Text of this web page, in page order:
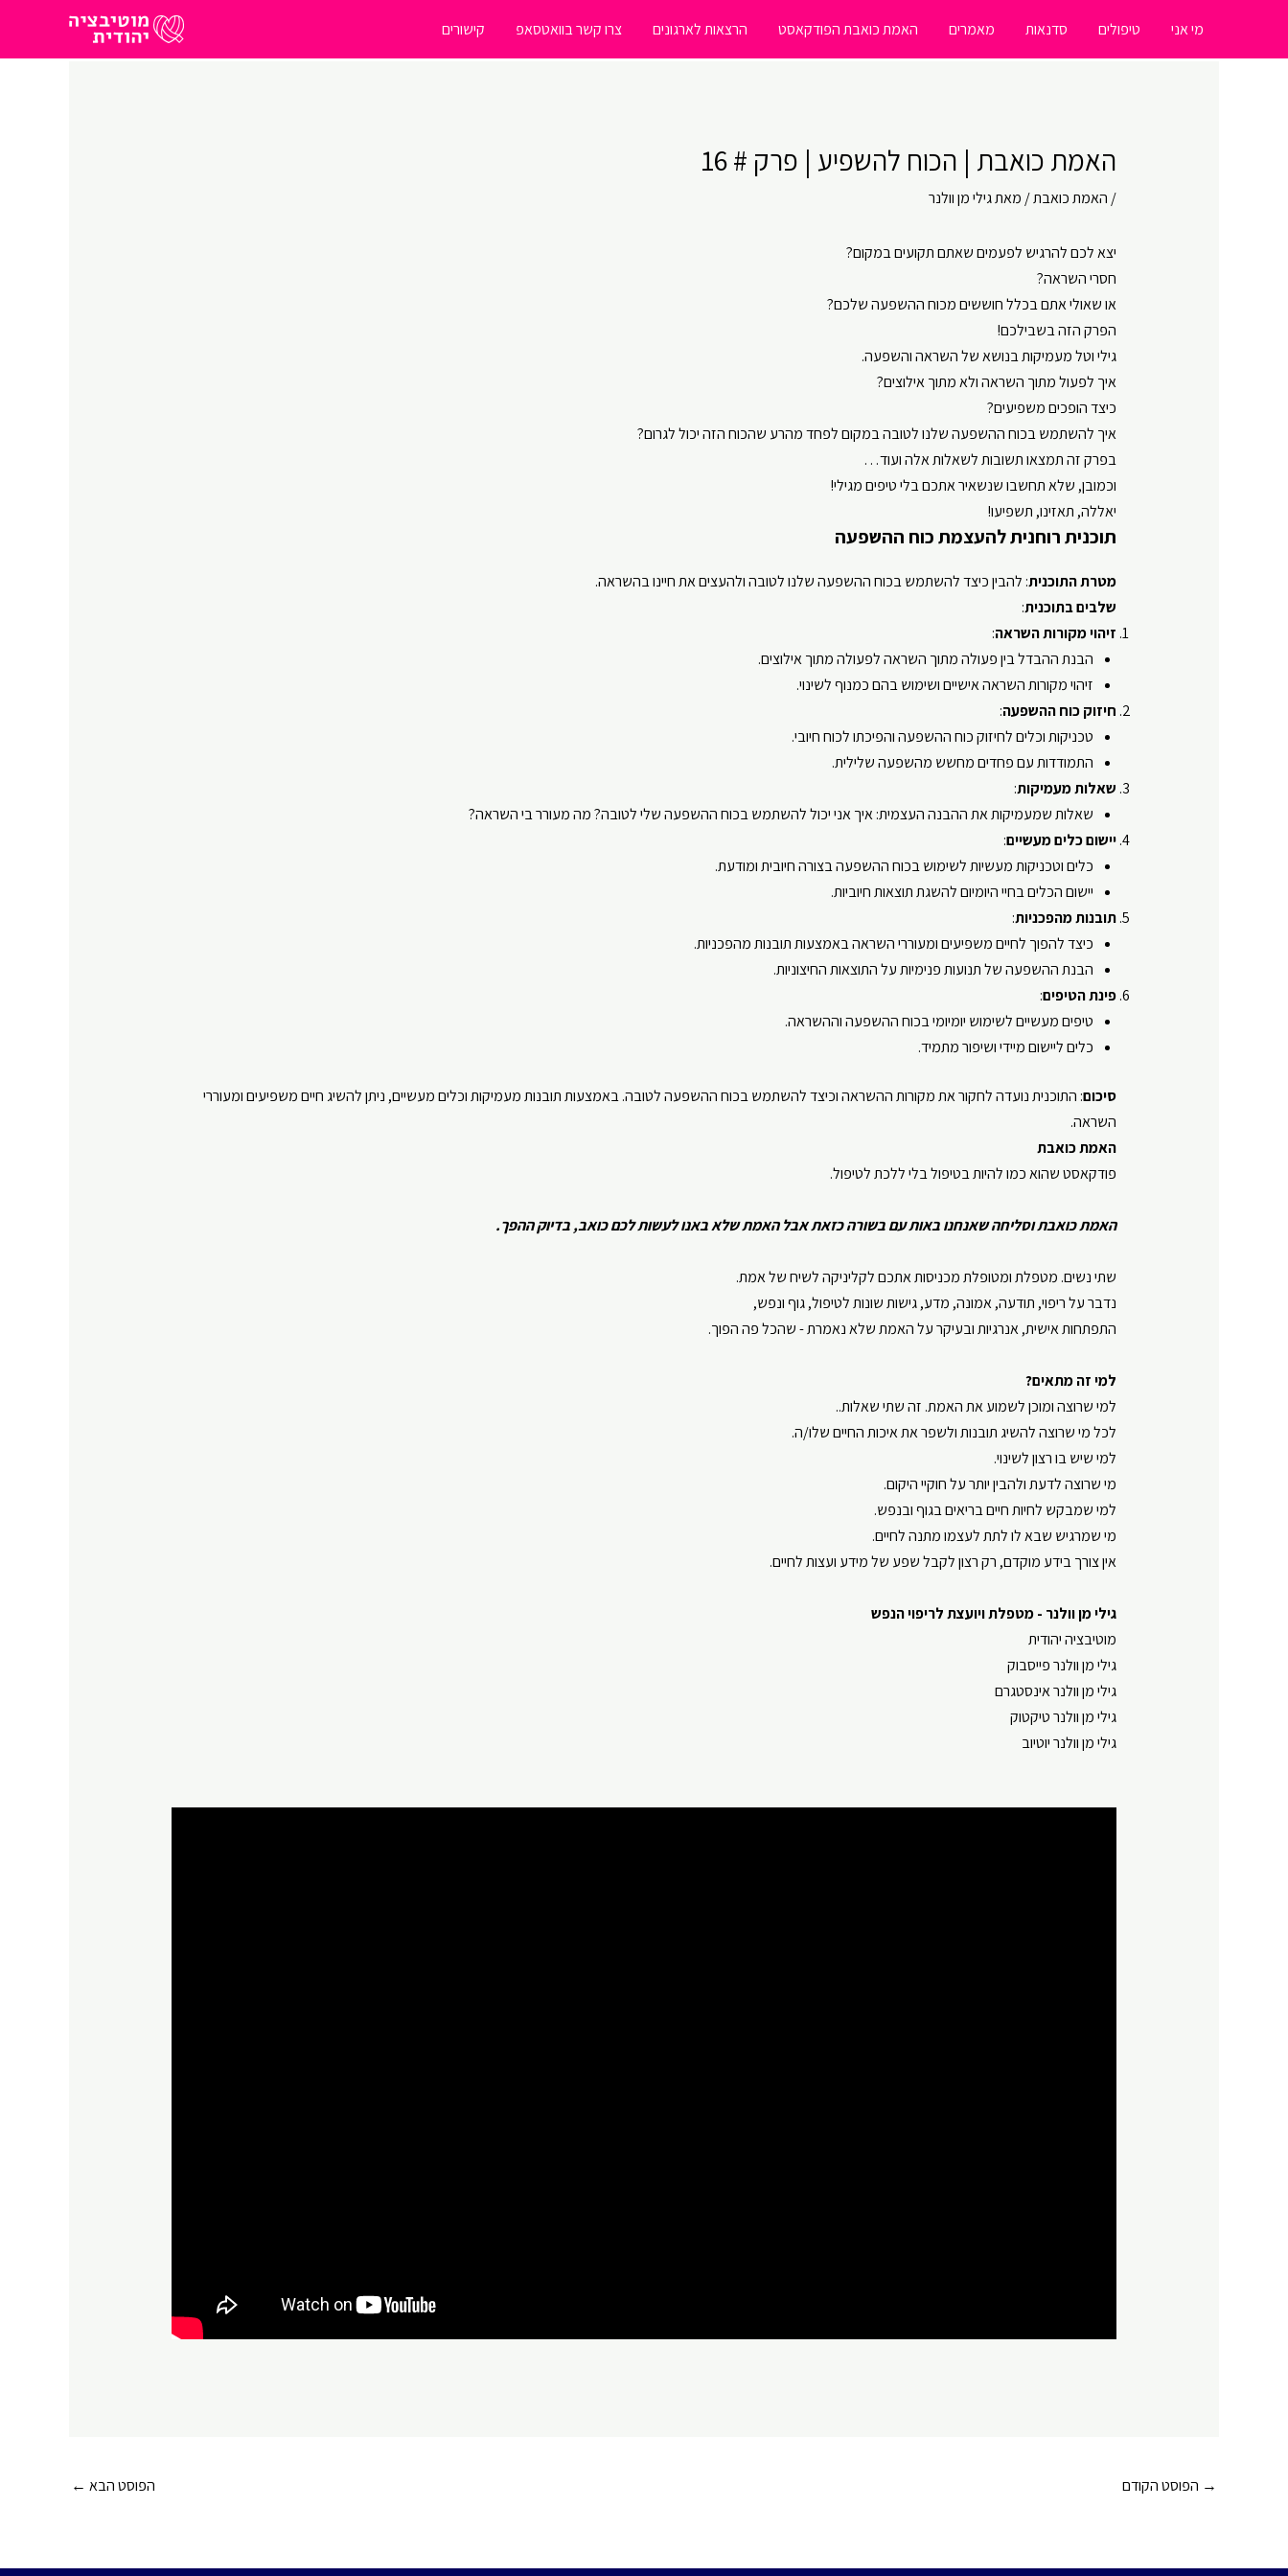
מי אני טיפולים סדנאות מאמרים האמת כואבת הפודקאסט הרצאות לארגונים צרו קשר בוואטסאפ קישורים
האמת כואבת | הכוח להשפיע | פרק # 16
/ האמת כואבת/ מאתגילי מן וולנר
יצא לכם להרגיש לפעמים שאתם תקועים במקום?
חסרי השראה?
או שאולי אתם בכלל חוששים מכוח ההשפעה שלכם?
הפרק הזה בשבילכם!
גילי וטל מעמיקות בנושא של השראה והשפעה.
איך לפעול מתוך השראה ולא מתוך אילוצים?
כיצד הופכים משפיעים?
איך להשתמש בכוח ההשפעה שלנו לטובה במקום לפחד מהרע שהכוח הזה יכול לגרום?
בפרק זה תמצאו תשובות לשאלות אלה ועוד…
וכמובן, שלא תחשבו שנשאיר אתכם בלי טיפים מגילי!
יאללה, תאזינו, תשפיעו!
תוכנית רוחנית להעצמת כוח ההשפעה
מטרת התוכנית: להבין כיצד להשתמש בכוח ההשפעה שלנו לטובה ולהעצים את חיינו בהשראה.
שלבים בתוכנית:
זיהוי מקורות השראה:
הבנת ההבדל בין פעולה מתוך השראה לפעולה מתוך אילוצים.
זיהוי מקורות השראה אישיים ושימוש בהם כמנוף לשינוי.
חיזוק כוח ההשפעה:
טכניקות וכלים לחיזוק כוח ההשפעה והפיכתו לכוח חיובי.
התמודדות עם פחדים מחשש מהשפעה שלילית.
שאלות מעמיקות:
שאלות שמעמיקות את ההבנה העצמית: איך אני יכול להשתמש בכוח ההשפעה שלי לטובה? מה מעורר בי השראה?
יישום כלים מעשיים:
כלים וטכניקות מעשיות לשימוש בכוח ההשפעה בצורה חיובית ומודעת.
יישום הכלים בחיי היומיום להשגת תוצאות חיוביות.
תובנות מהפכניות:
כיצד להפוך לחיים משפיעים ומעוררי השראה באמצעות תובנות מהפכניות.
הבנת ההשפעה של תנועות פנימיות על התוצאות החיצוניות.
פינת הטיפים:
טיפים מעשיים לשימוש יומיומי בכוח ההשפעה וההשראה.
כלים ליישום מיידי ושיפור מתמיד.
סיכום: התוכנית נועדה לחקור את מקורות ההשראה וכיצד להשתמש בכוח ההשפעה לטובה. באמצעות תובנות מעמיקות וכלים מעשיים, ניתן להשיג חיים משפיעים ומעוררי
השראה.
האמת כואבת
פודקאסטשהוא כמו להיות בטיפול בלי ללכתלטיפול.
האמת כואבתוסליחה שאנחנו באות עם בשורה כזאת אבל האמת שלא באנו לעשות לכם כואב, בדיוק ההפך.
שתי נשים. מטפלת ומטופלת מכניסות אתכם לקליניקה לשיח של אמת.
נדבר עלריפוי, תודעה,אמונה, מדע,גישות שונות לטיפול,גוף ונפש,
התפתחות אישית, אנרגיות ובעיקר על האמת שלא נאמרת - שהכל פה הפוך.
למי זה מתאים?
למי שרוצה ומוכן לשמוע את האמת. זה שתי שאלות..
לכל מי שרוצה להשיג תובנות ולשפר את איכות החיים שלו/ה.
למי שיש בורצון לשינוי.
מי שרוצה לדעת ולהבין יותר עלחוקיי היקום.
למי שמבקש לחיותחיים בריאיםבגוף ובנפש.
מי שמרגיש שבא לו לתת לעצמו מתנה לחיים.
אין צורך בידע מוקדם, רק רצון לקבל שפע שלמידע ועצות לחיים.
גילי מן וולנר -⁠מטפלת ויועצת לריפוי הנפש⁠
מוטיבציה יהודית
גילי מן וולנר פייסבוק⁠⁠
גילי מן וולנר אינסטגרם
גילי מן וולנר טיקטוק
גילי מן וולנר יוטיוב⁠
Post→ הפוסט הקודם הפוסט הבא ←